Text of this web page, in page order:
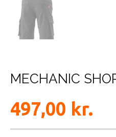
MECHANIC
497,00 kr.